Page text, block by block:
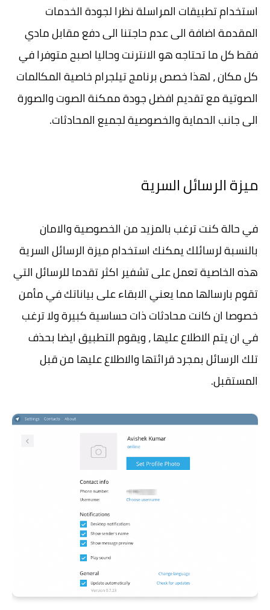
استخدام تطبيقات المراسلة نظرا لجودة الخدمات
المقدمة اضافة الى عدم حاجتنا الى دفع مقابل مادي
فقط كل ما تحتاجه هو الانترنت وحاليا اصبح متوفرا في
كل مكان ، لهذا خصص برنامج تيلجرام خاصية المكالمات
الصوتية مع تقديم افضل جودة ممكنة الصوت والصورة
الى جانب الحماية والخصوصية لجميع المحادثات.
ميزة الرسائل السرية
في حالة كنت ترغب بالمزيد من الخصوصية والامان
بالنسبة لرسائلك يمكنك استخدام ميزة الرسائل السرية
هذه الخاصية تعمل على تشفير اكثر تقدما للرسائل التي
تقوم بارسالها مما يعني الابقاء على بياناتك في مأمن
خصوصا ان كانت محادثات ذات حساسية كبيرة ولا ترغب
في ان يتم الاطلاع عليها ، ويقوم التطبيق ايضا بحذف
تلك الرسائل بمجرد قرائتها والاطلاع عليها من قبل
المستقبل.